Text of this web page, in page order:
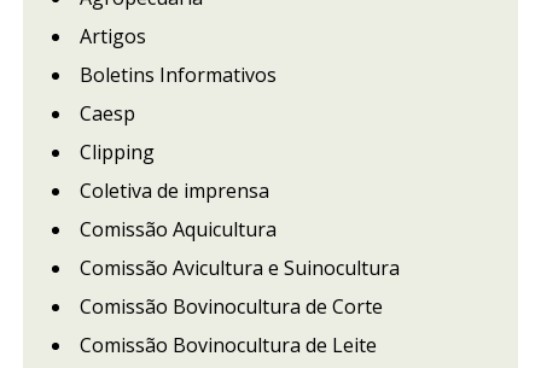
Artigos
Boletins Informativos
Caesp
Clipping
Coletiva de imprensa
Comissão Aquicultura
Comissão Avicultura e Suinocultura
Comissão Bovinocultura de Corte
Comissão Bovinocultura de Leite